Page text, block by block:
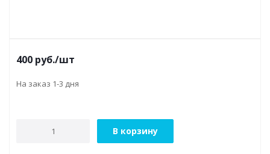
400 руб./шт
На заказ 1-3 дня
В корзину